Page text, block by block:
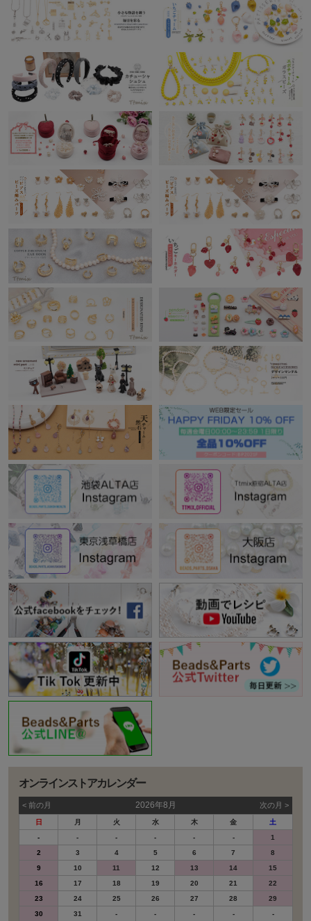
オンラインストアカレンダー
< 前の⽉ 2026年8月 次の⽉ >
日 月 火 水 木 金
土
-
- - - - -
1
2
3 4 5 6 7
8
9
10 11 12 13 14
15
16
17 18 19 20 21
22
23
24 25 26 27 28
29
30
31 - - - - -